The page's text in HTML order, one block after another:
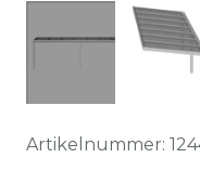
Artikelnummer: